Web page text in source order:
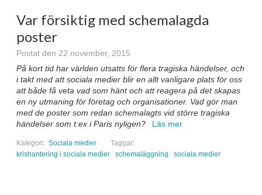
Var försiktig med schemalagda
poster
Postat den 22 november, 2015
På kort tid har världen utsatts för flera tragiska händelser, och
i takt med att sociala medier blir en allt vanligare plats för oss
att både få veta vad som hänt och att reagera på det skapas
en ny utmaning för företag och organisationer. Vad gör man
med de poster som redan schemalagts vid större tragiska
händelser som t.ex i Paris nyligen?
Läs mer
Kategori: Sociala medier
Taggar:
krishantering i sociala medier
schemaläggning sociala medier